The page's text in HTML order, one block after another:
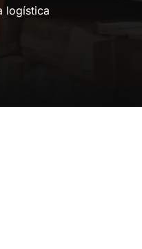
logística